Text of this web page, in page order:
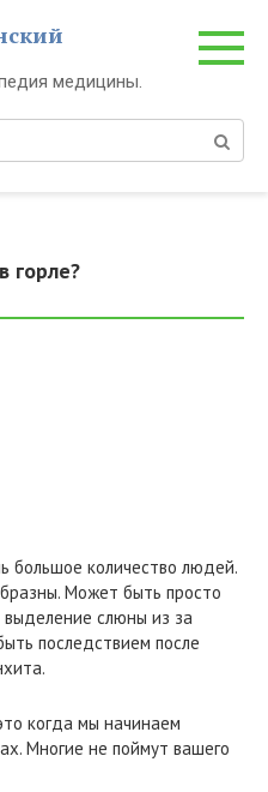
медицины.
горле?
большое количество людей.
Может быть просто
выделение слюны из за
последствием после
когда мы начинаем
Многие не поймут вашего